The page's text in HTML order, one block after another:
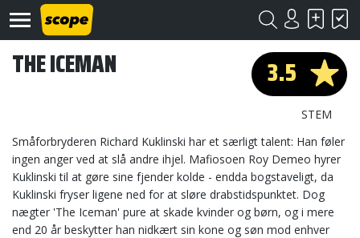
Om
Scope
Kontakt
3.5
STEM
THE ICEMAN
Småforbryderen Richard Kuklinski har et særligt talent: Han føler
ingen anger ved at slå andre ihjel. Mafiosoen Roy Demeo hyrer
Kuklinski til at gøre sine fjender kolde - endda bogstaveligt, da
Kuklinski fryser ligene ned for at sløre drabstidspunktet. Dog
nægter 'The Iceman' pure at skade kvinder og børn, og i mere
end 20 år beskytter han nidkært sin kone og søn mod enhver